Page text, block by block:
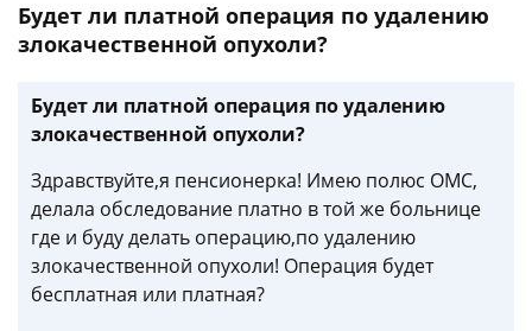
Будет ли платной операция по удалению
злокачественной опухоли?
Будет ли платной операция по удалению
злокачественной опухоли?
Здравствуйте,я пенсионерка! Имею полюс ОМС,
делала обследование платно в той же больнице
где и буду делать операцию,по удалению
злокачественной опухоли! Операция будет
бесплатная или платная?